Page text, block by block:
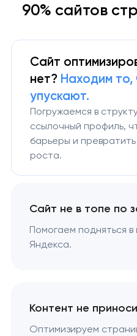
90% сайтов
Сайт
нет? Находим то,
упускают.
Погружаемся в
ссылочный профиль,
барьеры и
роста.
Сайт не в топе по
Помогаем подняться
Яндекса.
Контент не
Оптимизируем